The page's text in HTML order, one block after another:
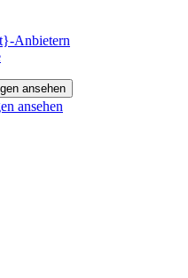
Anbietern
ansehen
ansehen